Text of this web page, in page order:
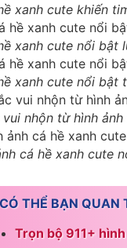
xanh cute khiến
xanh cute nổi bật
xanh cute nổi bật
vui nhộn từ hình ảnh
cá hề xanh cute
CÓ THỂ BẠN QUAN
Trọn bộ 911+